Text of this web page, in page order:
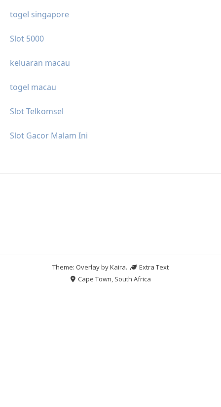
togel singapore
Slot 5000
keluaran macau
togel macau
Slot Telkomsel
Slot Gacor Malam Ini
Theme: Overlay byKaira.
Extra Text
Cape Town, South Africa